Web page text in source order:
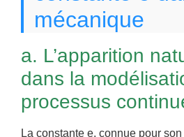
mécanique
a. L’apparition
dans la
processus
La constante e, connue pour